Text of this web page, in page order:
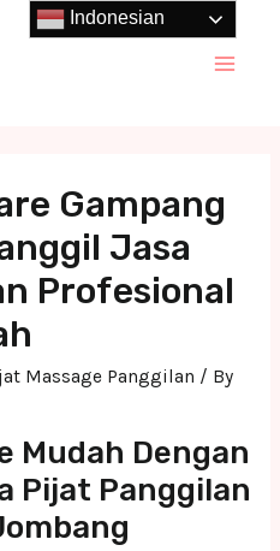
Gampang
Jasa
Profesional
Massage Panggilan / By
Mudah Dengan
Pijat Panggilan
Indonesian